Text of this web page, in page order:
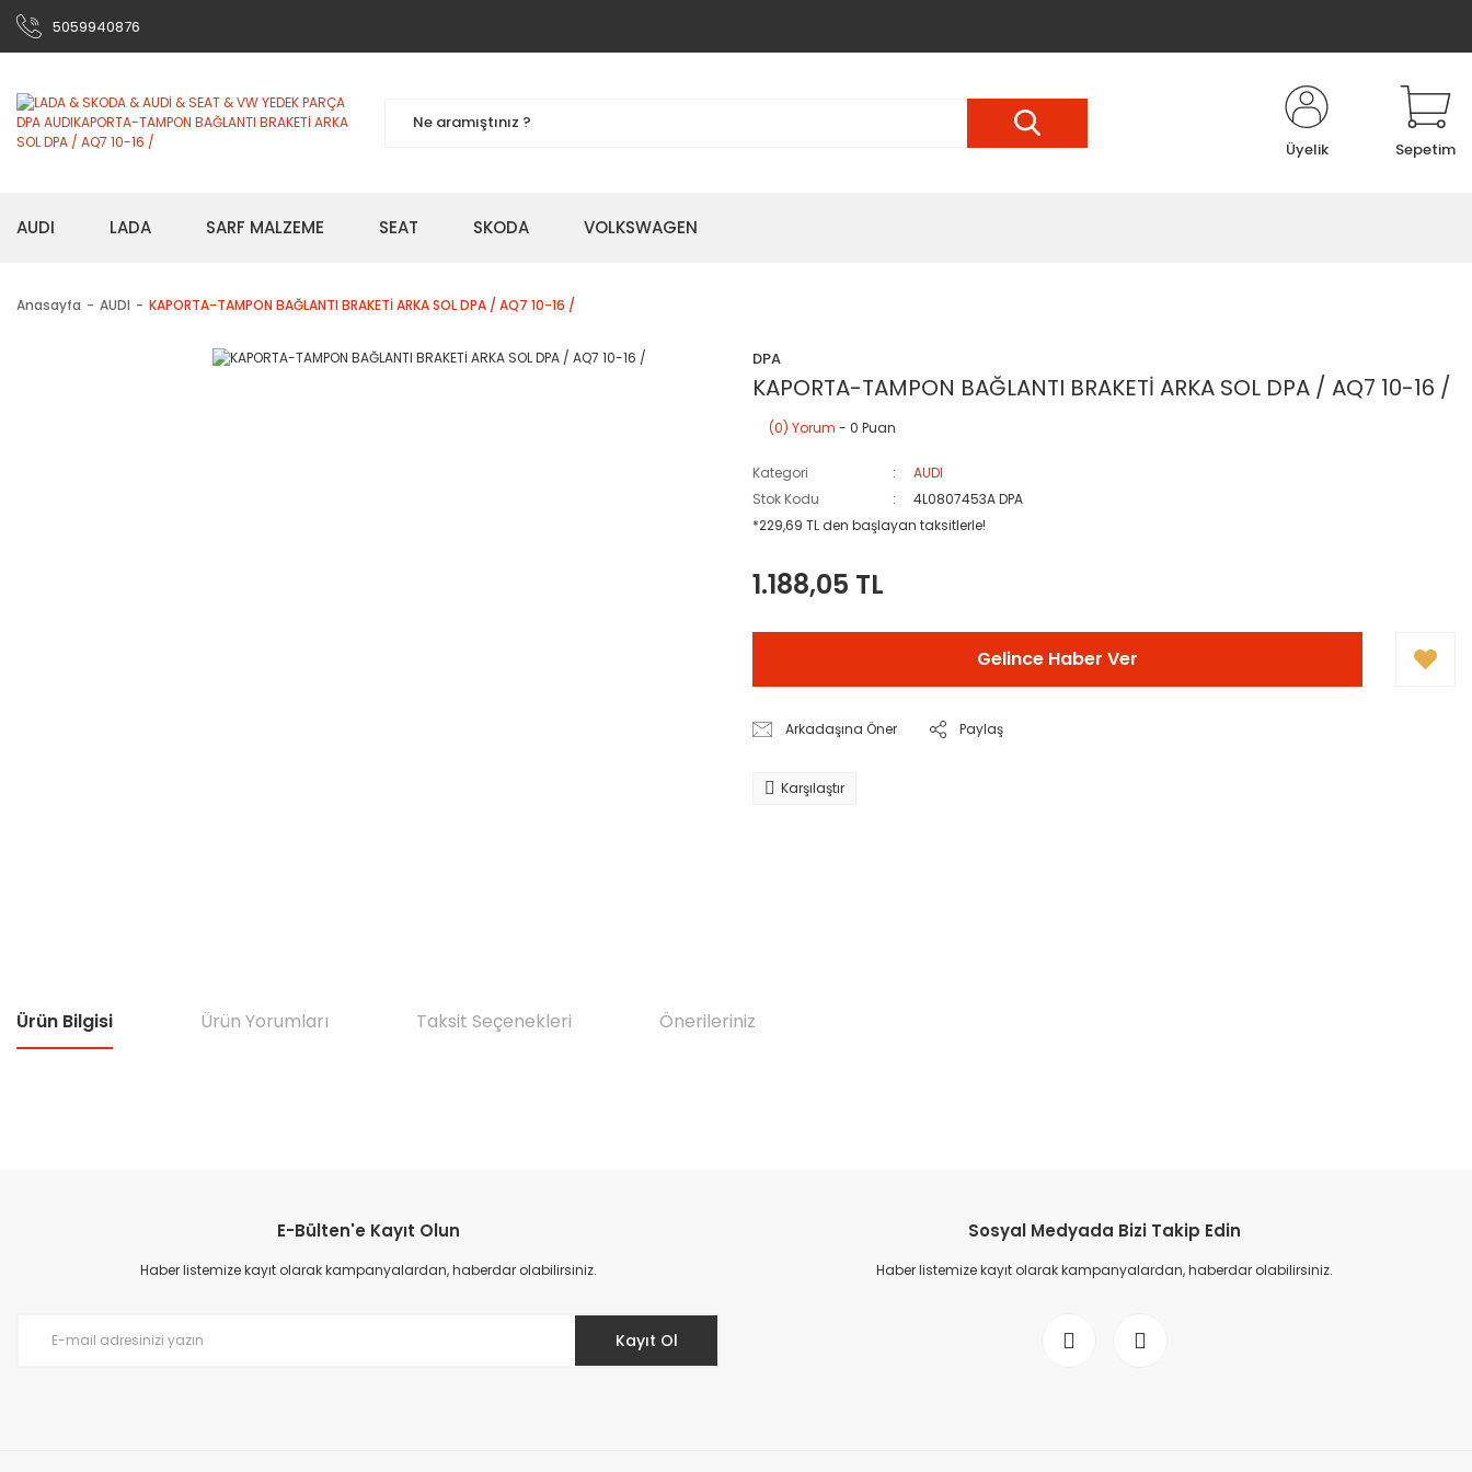
5059940876
Üyelik Sepetim
AUDI LADA SARF MALZEME SEAT SKODA VOLKSWAGEN
Anasayfa AUDI KAPORTA-TAMPON BAĞLANTI BRAKETİ ARKA SOL DPA / AQ7 10-16 /
DPA
KAPORTA-TAMPON BAĞLANTI BRAKETİ ARKA SOL DPA / AQ7 10-16 /
(0) Yorum - 0 Puan
Kategori
AUDI
Stok Kodu
4L0807453A DPA
*229,69 TL den başlayan taksitlerle!
1.188,05 TL
Gelince Haber Ver
Arkadaşına Öner Paylaş
Karşılaştır
Ürün Bilgisi Ürün Yorumları Taksit Seçenekleri Önerileriniz
Ürün resmi kalitesiz, bozuk veya görüntülenemiyor.
Ürün açıklamasında eksik bilgiler bulunuyor.
E-Bülten'e Kayıt Olun
Haber listemize kayıt olarak kampanyalardan, haberdar olabilirsiniz.
Kayıt Ol
Sosyal Medyada Bizi Takip Edin
Haber listemize kayıt olarak kampanyalardan, haberdar olabilirsiniz.